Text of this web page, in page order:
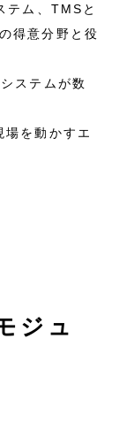
テム、TMSと
得意分野と役
ステムが数
場を動かすエ
ジュ